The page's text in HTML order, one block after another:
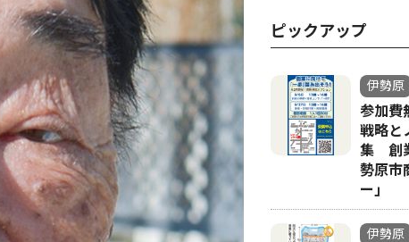
ピックアップ
伊勢原
参加費
戦略
集 創
勢原市
ー｣
伊勢原